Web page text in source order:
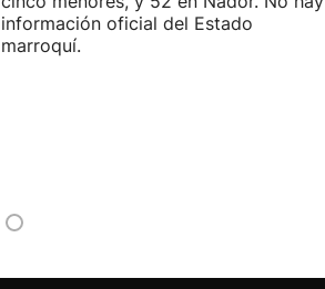
información oficial del Estado
marroquí.